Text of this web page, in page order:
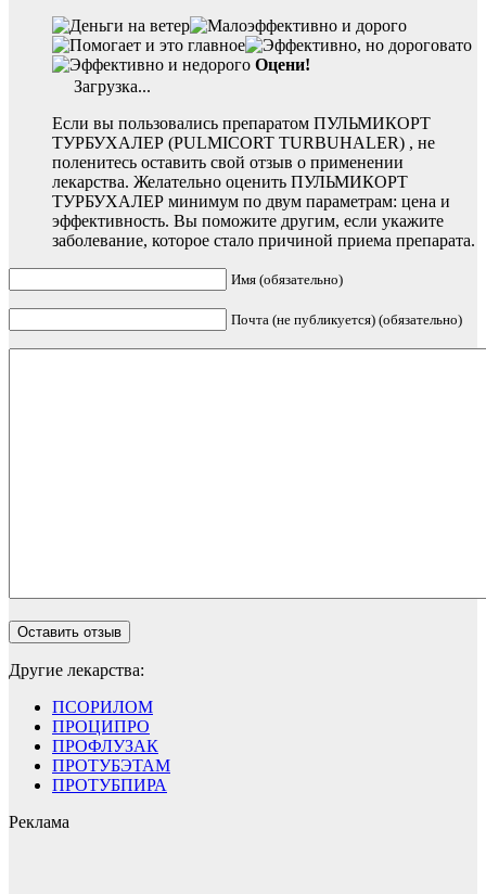
Оцени!
Загрузка...
Если вы пользовались препаратом ПУЛЬМИКОРТ
ТУРБУХАЛЕР (PULMICORT TURBUHALER) , не
поленитесь оставить свой отзыв о применении
лекарства. Желательно оценить ПУЛЬМИКОРТ
ТУРБУХАЛЕР минимум по двум параметрам: цена и
эффективность. Вы поможите другим, если укажите
заболевание, которое стало причиной приема препарата.
Имя (обязательно)
Почта (не публикуется) (обязательно)
Другие лекарства:
ПСОРИЛОМ
ПРОЦИПРО
ПРОФЛУЗАК
ПРОТУБЭТАМ
ПРОТУБПИРА
Реклама